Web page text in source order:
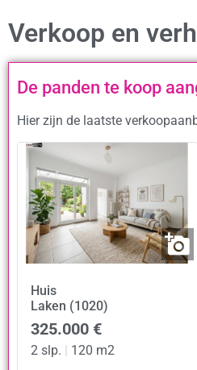
Verkoop en
De panden te koop
Hier zijn de laatste
Huis
Laken (1020)
325.000 €
2 slp. | 120 m2